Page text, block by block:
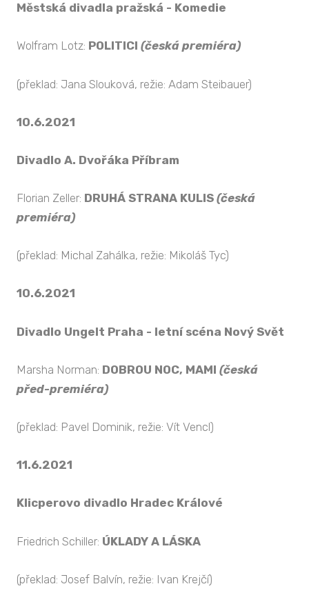
Městská divadla pražská - Komedie
Wolfram Lotz: POLITICI (česká premiéra)
(překlad: Jana Slouková, režie: Adam Steibauer)
10.6.2021
Divadlo A. Dvořáka Příbram
Florian Zeller: DRUHÁ STRANA KULIS (česká
premiéra)
(překlad: Michal Zahálka, režie: Mikoláš Tyc)
10.6.2021
Divadlo Ungelt Praha - letní scéna Nový Svět
Marsha Norman: DOBROU NOC, MAMI (česká
před-premiéra)
(překlad: Pavel Dominik, režie: Vít Vencl)
11.6.2021
Klicperovo divadlo Hradec Králové
Friedrich Schiller: ÚKLADY A LÁSKA
(překlad: Josef Balvín, režie: Ivan Krejčí)